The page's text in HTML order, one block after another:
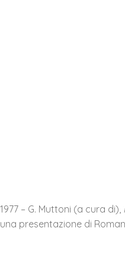
1977 – G. Muttoni (a cura di),
una presentazione di